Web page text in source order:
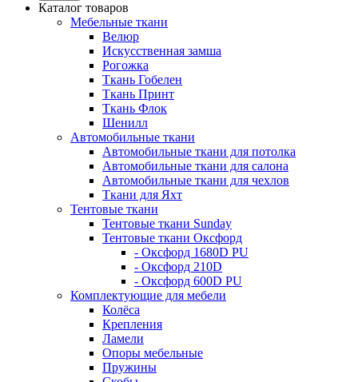
Каталог товаров
Мебельные ткани
Велюр
Искусственная замша
Рогожка
Ткань Гобелен
Ткань Принт
Ткань Флок
Шенилл
Автомобильные ткани
Автомобильные ткани для потолка
Автомобильные ткани для салона
Автомобильные ткани для чехлов
Ткани для Яхт
Тентовые ткани
Тентовые ткани Sunday
Тентовые ткани Оксфорд
- Оксфорд 1680D PU
- Оксфорд 210D
- Оксфорд 600D PU
Комплектующие для мебели
Колёса
Крепления
Ламели
Опоры мебельные
Пружины